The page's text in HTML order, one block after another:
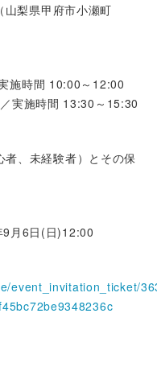
梨県甲府市小瀬町
施時間 10:00～12:00
実施時間 13:30～15:30
、未経験者）とその保
月6日(日)12:00
event_invitation_ticket/